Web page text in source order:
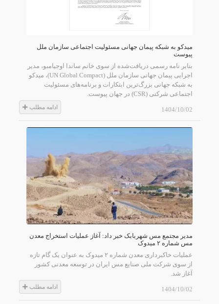
میدکو به شبکه پیمان جهانی مسئولیت اجتماعی سازمان ملل
پیوست
بنابر نامه رسمی دریافت‌شده از سوی خانم ساندا اوجیامبو، مدیر
اجرایی پیمان جهانی سازمان ملل (UN Global Compact)، میدکو
به شبکه جهانی بزرگ‌ترین ابتکارات و برنامه‌های مسئولیت‌
اجتماعی شرکتی (CSR) در جهان پیوست.
1404/10/02 ادامه مطلب
مدیر مجتمع مس شهربابک خبر داد: آغاز عملیات استخراج معدن
مس شماره ۲ میدوک
عملیات خاکبرداری معدن شماره ۲ میدوک به عنوان یک گام تازه
از سوی شرکت ملی صنایع مس ایران در توسعه معدنی کشور
آغاز شد.
1404/10/02 ادامه مطلب